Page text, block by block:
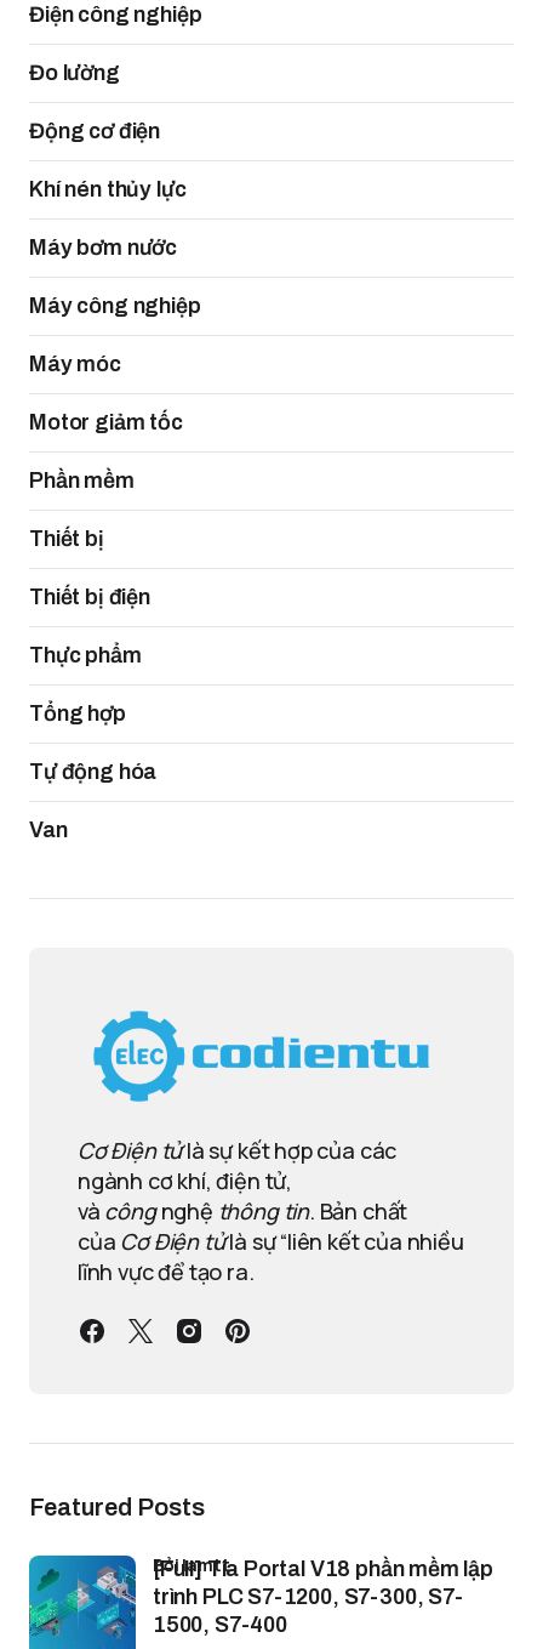
Điện công nghiệp
Đo lường
Động cơ điện
Khí nén thủy lực
Máy bơm nước
Máy công nghiệp
Máy móc
Motor giảm tốc
Phần mềm
Thiết bị
Thiết bị điện
Thực phẩm
Tổng hợp
Tự động hóa
Van
Cơ Điện tửlà sự kết hợp của các
ngành cơ khí, điện tử,
và côngnghệ thông tin. Bản chất
của Cơ Điện tửlà sự “liên kết của nhiều
lĩnh vực để tạo ra.
Featured Posts
[Full] Tia Portal V18 phần mềm lập
trình PLC S7-1200, S7-300, S7-
1500, S7-400
bởi lamtt